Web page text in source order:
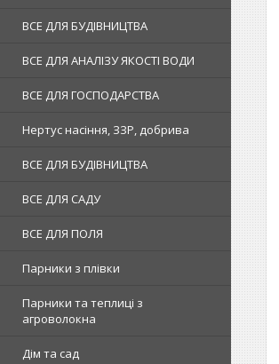
ВСЕ ДЛЯ БУДІВНИЦТВА
ВСЕ ДЛЯ АНАЛІЗУ ЯКОСТІ ВОДИ
ВСЕ ДЛЯ ГОСПОДАРСТВА
Нертус насіння, ЗЗР, добрива
ВСЕ ДЛЯ БУДІВНИЦТВА
ВСЕ ДЛЯ САДУ
ВСЕ ДЛЯ ПОЛЯ
Парники з плівки
Парники та теплиці з
агроволокна
Дім та сад